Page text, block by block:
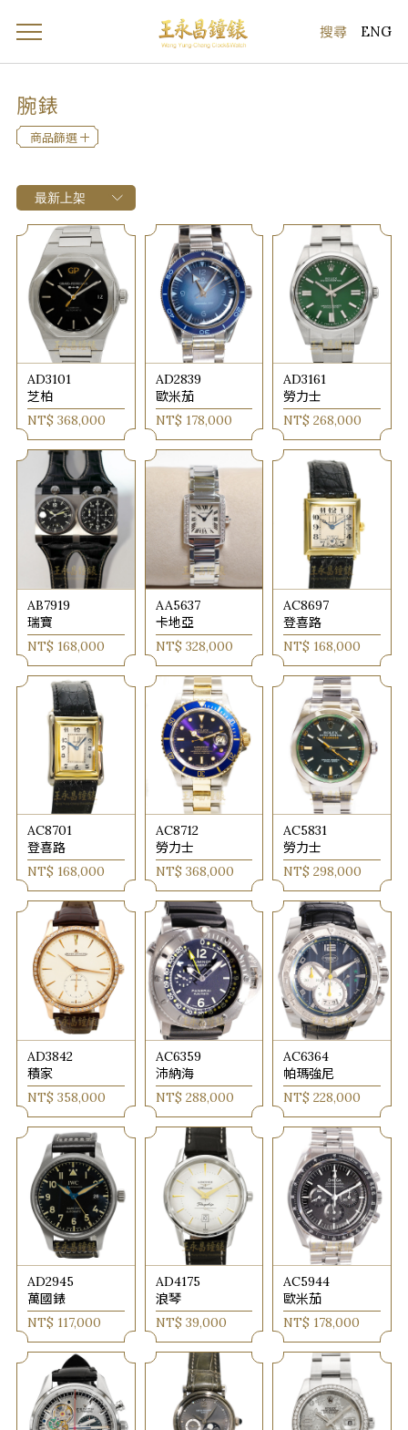
ENG
腕錶
商品篩選
AD3101
芝柏
NT$ 368,000
AD2839
歐米茄
NT$ 178,000
AD3161
勞力士
NT$ 268,000
AB7919
瑞寶
NT$ 168,000
AA5637
卡地亞
NT$ 328,000
AC8697
登喜路
NT$ 168,000
AC8701
登喜路
NT$ 168,000
AC8712
勞力士
NT$ 368,000
AC5831
勞力士
NT$ 298,000
AD3842
積家
NT$ 358,000
AC6359
沛納海
NT$ 288,000
AC6364
帕瑪強尼
NT$ 228,000
AD2945
萬國錶
NT$ 117,000
AD4175
浪琴
NT$ 39,000
AC5944
歐米茄
NT$ 178,000